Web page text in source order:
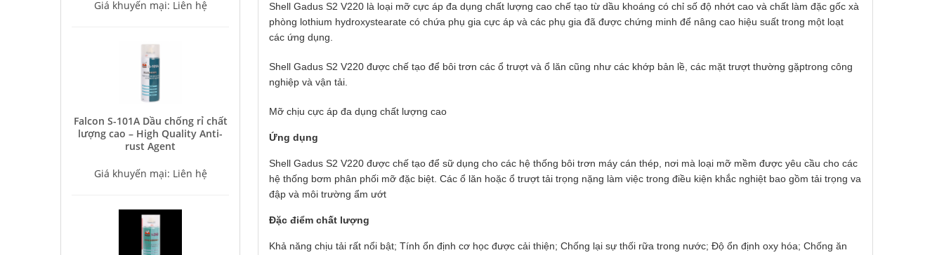
Shell Gadus S2 V220 là loại mỡ cực áp đa dụng chất lượng cao chế tạo từ dầu khoáng có chỉ số độ nhớt cao và chất làm đặc gốc xà
phòng lothium hydroxystearate có chứa phụ gia cực áp và các phụ gia đã được chứng minh để nâng cao hiệu suất trong một loạt
các ứng dụng.
Shell Gadus S2 V220 được chế tạo để bôi trơn các ổ trượt và ổ lăn cũng như các khớp bản lề, các mặt trượt thường gặptrong công
nghiệp và vận tải.
Mỡ chịu cực áp đa dụng chất lượng cao
Ứng dụng
Shell Gadus S2 V220 được chế tạo để sữ dụng cho các hệ thống bôi trơn máy cán thép, nơi mà loại mỡ mềm được yêu cầu cho các
hệ thống bơm phân phối mỡ đặc biệt. Các ổ lăn hoặc ổ trượt tải trọng nặng làm việc trong điều kiện khắc nghiệt bao gồm tải trọng va
đập và môi trường ẩm ướt
Đặc điểm chất lượng
Khả năng chịu tải rất nổi bật; Tính ổn định cơ học được cải thiện; Chống lại sự thối rữa trong nước; Độ ổn định oxy hóa; Chống ăn
Falcon S-101A Dầu chống rỉ chất
lượng cao – High Quality Anti-
rust Agent
Giá khuyến mại: Liên hệ